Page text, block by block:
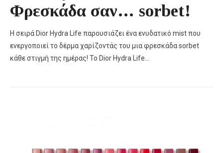
Φρεσκάδα σαν… sorbet!
H σειρά Dior Hydra Life παρουσιάζει ένα ενυδατικό mist που
ενεργοποιεί το δέρμα χαρίζοντάς του μια φρεσκάδα sorbet
κάθε στιγμή της ημέρας! Το Dior Hydra Life…